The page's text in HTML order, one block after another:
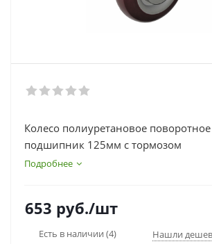
Колесо полиуретановое
подшипник 125мм с тормозом
Подробнее
653 руб./шт
Есть в наличии (4) Нашли